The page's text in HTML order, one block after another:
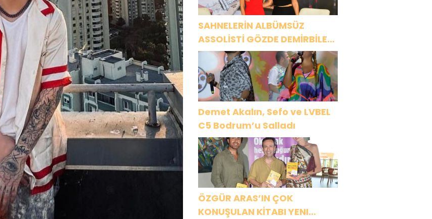
SAHNELERİN ALBÜMSÜZ
ASSOLİSTİ GÖZDE DEMİRBİLEK,
NR1 MAGAZİN’DE: “SON
ASSOLİST OLARAK VAR
OLACAĞIM!”
Demet Akalın, Sefo ve LVBEL
C5 Bodrum’u Salladı
ÖZGÜR ARAS’IN ÇOK
KONUŞULAN KİTABI YENI